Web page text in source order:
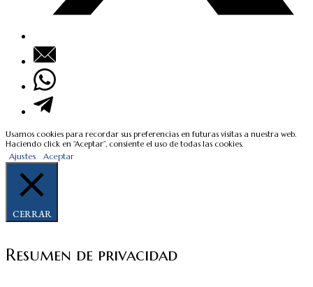
Usamos cookies para recordar sus preferencias en futuras visitas a nuestra web.
Haciendo click en “Aceptar”, consiente el uso de todas las cookies.
Ajustes Aceptar
CERRAR
Resumen de privacidad